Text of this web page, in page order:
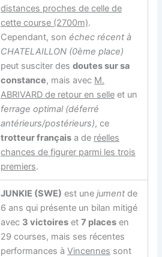
distances proches de celle de
cette course (2700m).
Cependant, sonéchec récent à
CHATELAILLON (0ème place)
peut susciter desdoutes sur sa
constance, mais avec M.
ABRIVARD de retour en selle et un
ferrage optimal (déferré
antérieurs/postérieurs), ce
trotteur français a de réelles
chances de figurer parmi les trois
premiers.
JUNKIE (SWE) est unejument de
6 ans qui présente un bilan mitigé
avec 3 victoires et7 places en
29 courses, mais ses récentes
performances àVincennes sont